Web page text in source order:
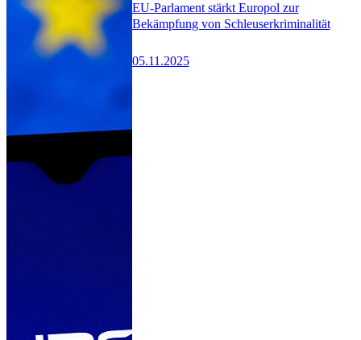
EU-Parlament stärkt Europol zur
Bekämpfung von Schleuserkriminalität
05.11.2025